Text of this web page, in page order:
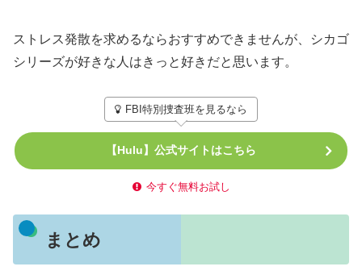
ストレス発散を求めるならおすすめできませんが、シカゴ
シリーズが好きな人はきっと好きだと思います。
FBI特別捜査班を見るなら
【Hulu】公式サイトはこちら
今すぐ無料お試し
まとめ